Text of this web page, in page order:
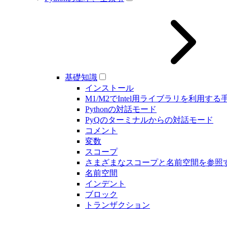
基礎知識
インストール
M1/M2でIntel用ライブラリを利用する
Pythonの対話モード
PyQのターミナルからの対話モード
コメント
変数
スコープ
さまざまなスコープと名前空間を参照
名前空間
インデント
ブロック
トランザクション